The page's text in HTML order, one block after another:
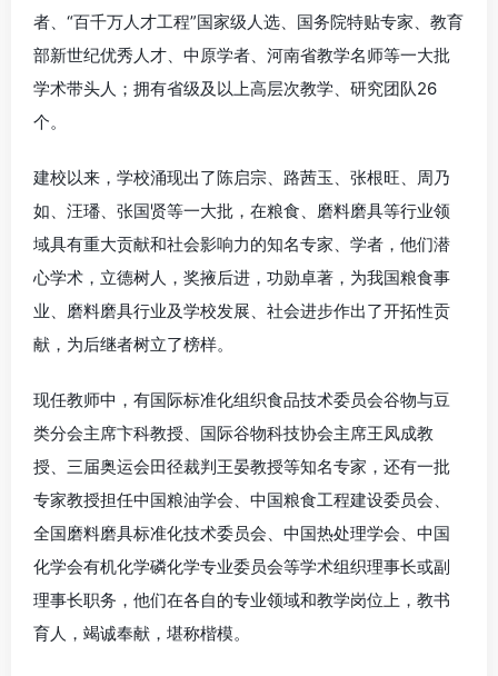
者、“百千万人才工程”国家级人选、国务院特贴专家、教育
部新世纪优秀人才、中原学者、河南省教学名师等一大批
学术带头人；拥有省级及以上高层次教学、研究团队26
个。
建校以来，学校涌现出了陈启宗、路茜玉、张根旺、周乃
如、汪璠、张国贤等一大批，在粮食、磨料磨具等行业领
域具有重大贡献和社会影响力的知名专家、学者，他们潜
心学术，立德树人，奖掖后进，功勋卓著，为我国粮食事
业、磨料磨具行业及学校发展、社会进步作出了开拓性贡
献，为后继者树立了榜样。
现任教师中，有国际标准化组织食品技术委员会谷物与豆
类分会主席卞科教授、国际谷物科技协会主席王凤成教
授、三届奥运会田径裁判王晏教授等知名专家，还有一批
专家教授担任中国粮油学会、中国粮食工程建设委员会、
全国磨料磨具标准化技术委员会、中国热处理学会、中国
化学会有机化学磷化学专业委员会等学术组织理事长或副
理事长职务，他们在各自的专业领域和教学岗位上，教书
育人，竭诚奉献，堪称楷模。